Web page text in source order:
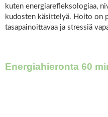
kuten energiarefleksologiaa,
kudosten käsittelyä. Hoito on
tasapainoittavaa ja stressiä
Energiahieronta 60